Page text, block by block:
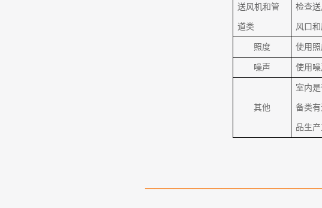
送风机和管
道类
检查
风口
照度 使用
噪声 使用
其他
室内
备类
品生